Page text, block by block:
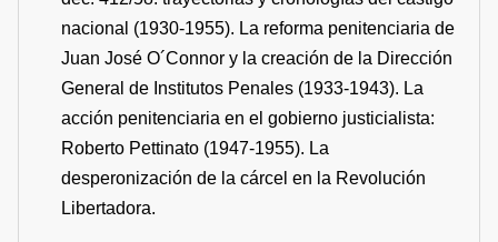
nacional (1930-1955). La reforma penitenciaria de
Juan José O´Connor y la creación de la Dirección
General de Institutos Penales (1933-1943). La
acción penitenciaria en el gobierno justicialista:
Roberto Pettinato (1947-1955). La
desperonización de la cárcel en la Revolución
Libertadora.